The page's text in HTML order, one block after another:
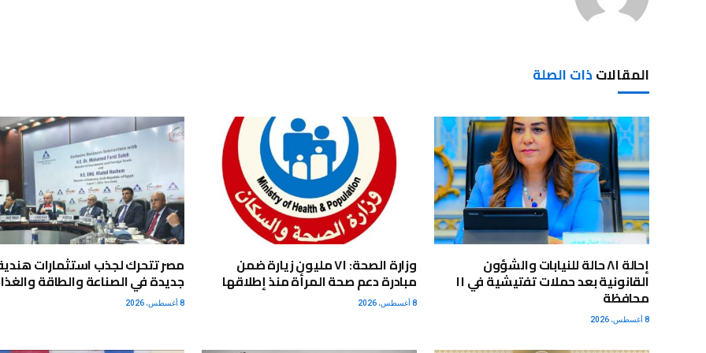
المقالاتذات الصلة
إحالة ٨١ حالة للنيابات والشؤون
القانونية بعد حملات تفتيشية في ١١
محافظة
8 أغسطس، 2026
وزارة الصحة: ٧١ مليون زيارة ضمن
مبادرة دعم صحة المرأة منذ إطلاقها
8 أغسطس، 2026
مصر تتحرك لجذب استثمارات
جديدة في الصناعة والطاقة
8 أغسطس، 2026